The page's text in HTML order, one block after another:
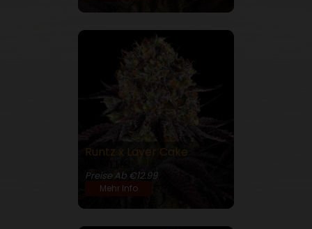
Runtz x Layer Cake
Preise Ab €12.99
Mehr Info